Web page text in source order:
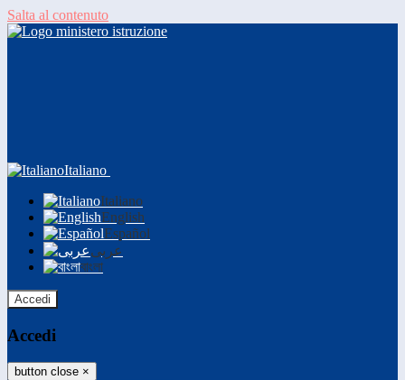
Salta al contenuto
Italiano
Italiano
English
Español
عربى
বাংলা
Accedi
Accedi
button close ×